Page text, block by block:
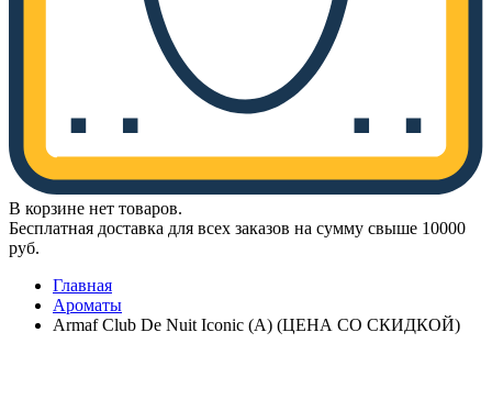
В корзине нет товаров.
Бесплатная доставка для всех заказов на сумму свыше 10000
руб.
Главная
Ароматы
Armaf Club De Nuit Iconic (A) (ЦЕНА СО СКИДКОЙ)